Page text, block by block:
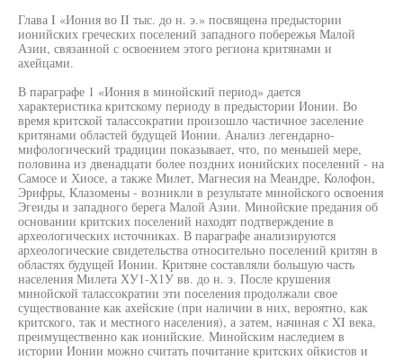
Глава I «Иония во II тыс. до н. э.» посвящена предыстории
ионийских греческих поселений западного побережья Малой
Азии, связанной с освоением этого региона критянами и
ахейцами.
В параграфе 1 «Иония в минойский период» дается
характеристика критскому периоду в предыстории Ионии. Во
время критской талассократии произошло частичное заселение
критянами областей будущей Ионии. Анализ легендарно-
мифологический традиции показывает, что, по меньшей мере,
половина из двенадцати более поздних ионийских поселений - на
Самосе и Хиосе, а также Милет, Магнесия на Меандре, Колофон,
Эрифры, Клазомены - возникли в результате минойского освоения
Эгеиды и западного берега Малой Азии. Минойские предания об
основании критских поселений находят подтверждение в
археологических источниках. В параграфе анализируются
археологические свидетельства относительно поселений критян в
областях будущей Ионии. Критяне составляли большую часть
населения Милета ХУ1-Х1У вв. до н. э. После крушения
минойской талассократии эти поселения продолжали свое
существование как ахейские (при наличии в них, вероятно, как
критского, так и местного населения), а затем, начиная с XI века,
преимущественно как ионийские. Минойским наследием в
истории Ионии можно считать почитание критских ойкистов и